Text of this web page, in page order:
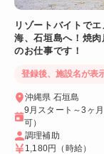
リゾートバイトで
海、石垣島へ！焼肉
のお仕事です！
登録後、施設名が表
沖縄県 石垣島
9月スタート～3ヶ
可）
調理補助
1,180円
（時給）